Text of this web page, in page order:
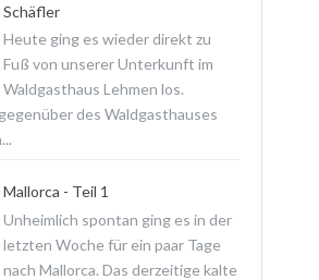
Schäfler
Heute ging es wieder direkt zu
Fuß von unserer Unterkunft im
Waldgasthaus Lehmen los.
des Waldgasthauses
Mallorca - Teil 1
Unheimlich spontan ging es in der
letzten Woche für ein paar Tage
nach Mallorca. Das derzeitige kalte